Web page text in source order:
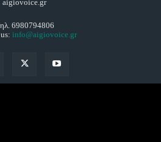
aigiovoice.gr
6980794806
info@aigiovoice.gr